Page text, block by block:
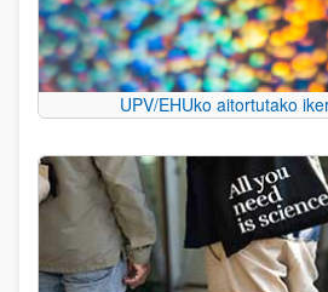
UPV/EHUko aitortutako